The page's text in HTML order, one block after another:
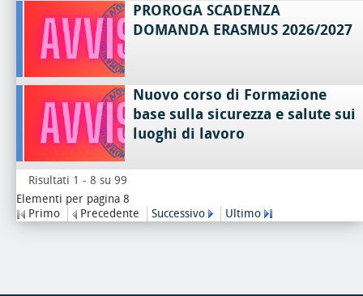
PROROGA SCADENZA
DOMANDA ERASMUS 2026/2027
Nuovo corso di Formazione
base sulla sicurezza e salute sui
luoghi di lavoro
Risultati 1 - 8 su 99
Elementi per pagina 8
Primo
Precedente Successivo Ultimo